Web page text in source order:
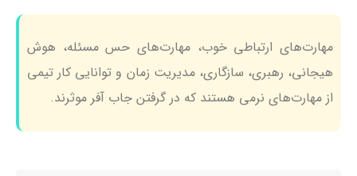
مهارت‌های ارتباطی خوب، مهارت‌های حس مسئله، هوش
هیجانی، رهبری، سازگاری، مدیریت زمان و توانایی کار تیمی
از مهارت‌های نرمی هستند که در گرفتن جاب آفر موثرند.